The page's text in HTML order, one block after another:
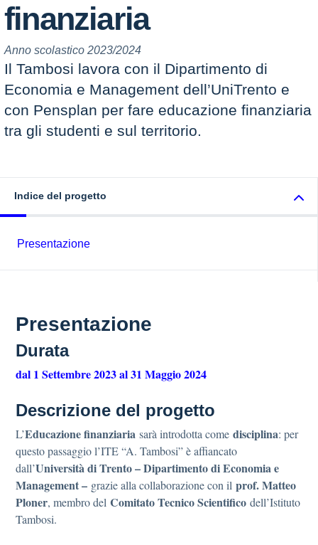
finanziaria
Anno scolastico 2023/2024
Il Tambosi lavora con il Dipartimento di
Economia e Management dell’UniTrento e
con Pensplan per fare educazione finanziaria
tra gli studenti e sul territorio.
Indice del progetto
Presentazione
Presentazione
Durata
dal 1 Settembre 2023 al 31 Maggio 2024
Descrizione del progetto
L’Educazione finanziaria sarà introdotta come disciplina: per
questo passaggio l’ITE “A. Tambosi” è affiancato
dall’Università di Trento – Dipartimento di Economia e
Management – grazie alla collaborazione con il prof. Matteo
Ploner, membro del Comitato Tecnico Scientifico dell’Istituto
Tambosi.